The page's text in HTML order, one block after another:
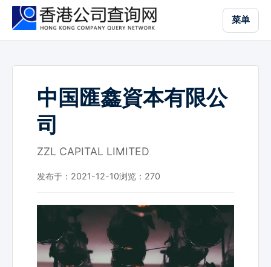
菜单
中国匯鑫資本有限公
司
ZZL CAPITAL LIMITED
发布于：2021-12-10浏览： 270